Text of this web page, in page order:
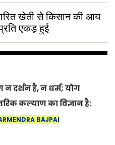
खेती से किसान की आय
एकड़ हुई
न दर्शन है, न धर्म; योग
कल्याण का विज्ञान है:
योग दिवस 2026 पर
BAJPAI